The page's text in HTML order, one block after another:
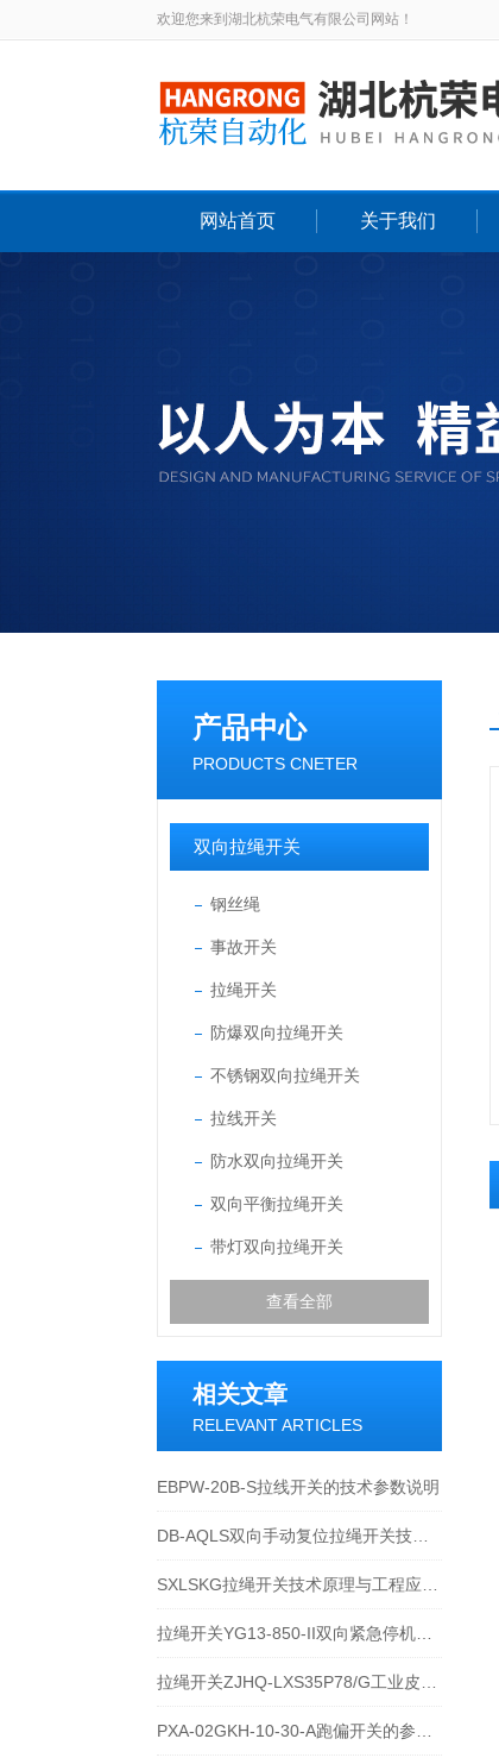
欢迎您来到湖北杭荣电气有限公司网站！
网站首页 关于我们
产品中心
PRODUCTS CNETER
双向拉绳开关
钢丝绳
事故开关
拉绳开关
防爆双向拉绳开关
不锈钢双向拉绳开关
拉线开关
防水双向拉绳开关
双向平衡拉绳开关
带灯双向拉绳开关
查看全部
相关文章
RELEVANT ARTICLES
EBPW-20B-S拉线开关的技术参数说明